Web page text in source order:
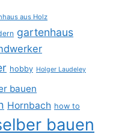
aus Holz
gartenhaus
hobby Holger Laudeley
bauen
Hornbach how to
bauen